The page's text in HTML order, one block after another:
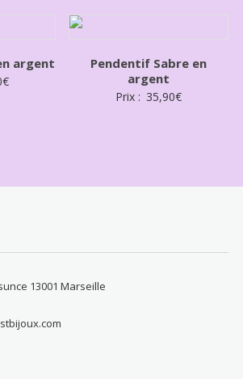
argent
€
Pendentif Sabre en
argent
Prix : 35,90€
13001 Marseille